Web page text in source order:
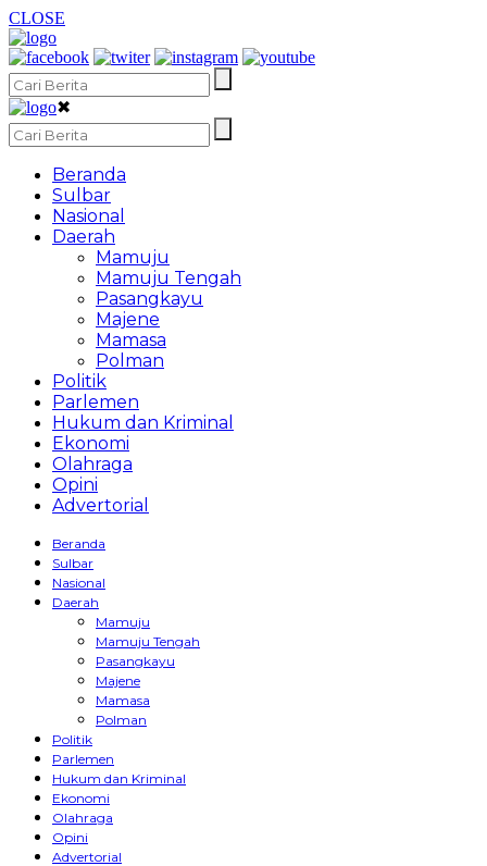
CLOSE
✖
Beranda
Sulbar
Nasional
Daerah
Mamuju
Mamuju Tengah
Pasangkayu
Majene
Mamasa
Polman
Politik
Parlemen
Hukum dan Kriminal
Ekonomi
Olahraga
Opini
Advertorial
Beranda
Sulbar
Nasional
Daerah
Mamuju
Mamuju Tengah
Pasangkayu
Majene
Mamasa
Polman
Politik
Parlemen
Hukum dan Kriminal
Ekonomi
Olahraga
Opini
Advertorial